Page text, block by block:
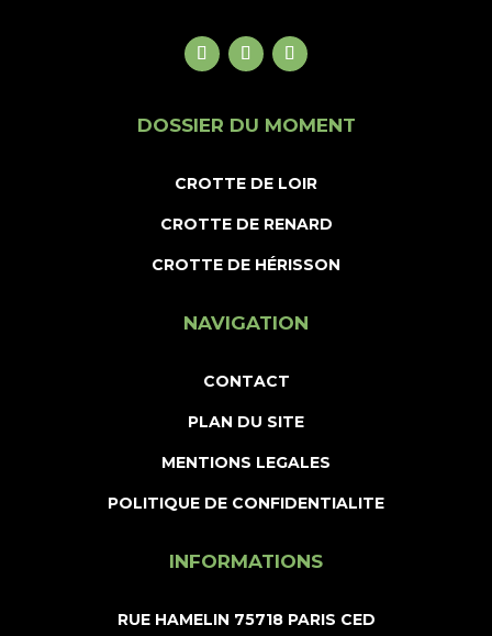
DOSSIER DU MOMENT
CROTTE DE LOIR
CROTTE DE RENARD
CROTTE DE HÉRISSON
NAVIGATION
CONTACT
PLAN DU SITE
MENTIONS LEGALES
POLITIQUE DE CONFIDENTIALITE
INFORMATIONS
RUE HAMELIN 75718 PARIS CED